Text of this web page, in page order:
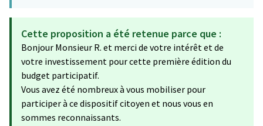
Cette proposition a été retenue parce que :
Bonjour Monsieur R. et merci de votre intérêt et de
votre investissement pour cette première édition du
budget participatif.
Vous avez été nombreux à vous mobiliser pour
participer à ce dispositif citoyen et nous vous en
sommes reconnaissants.